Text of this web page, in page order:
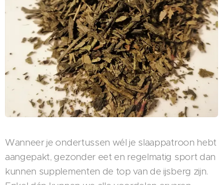
Wanneer je ondertussen wél je slaappatroon hebt
aangepakt, gezonder eet en regelmatig sport dan
kunnen supplementen de top van de ijsberg zijn.